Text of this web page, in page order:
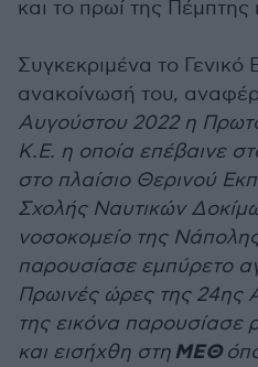
και το πρωί της Πέμπτης
Συγκεκριμένα το Γενικό
ανακοίνωσή του,
Αυγούστου 2022 η
Κ.Ε. η οποία επέβαινε
στο πλαίσιο Θερινού
Σχολής Ναυτικών
νοσοκομείο της
παρουσίασε εμπύρετο
Πρωινές ώρες της 24ης
της εικόνα παρουσίασε
και εισήχθη στηΜΕΘ